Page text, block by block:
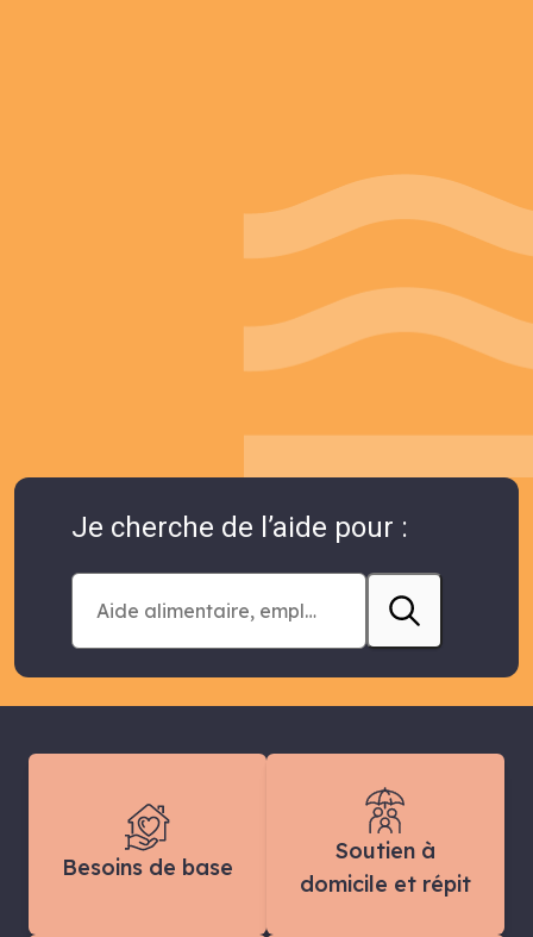
Je cherche de l’aide pour :
Besoins de base
Soutien à
domicile et répit